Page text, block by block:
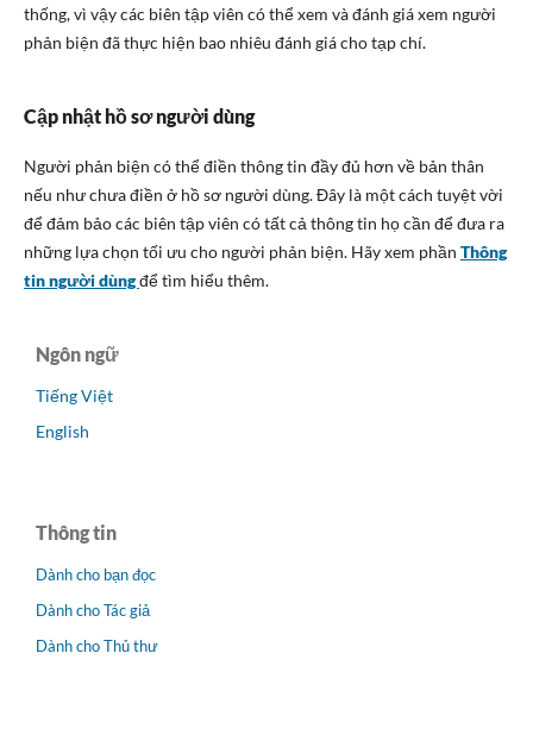
thống, vì vậy các biên tập viên có thể xem và đánh giá xem người
phản biện đã thực hiện bao nhiêu đánh giá cho tạp chí.
Cập nhật hồ sơ người dùng
Người phản biện có thể điền thông tin đầy đủ hơn về bản thân
nếu như chưa điền ở hồ sơ người dùng. Đây là một cách tuyệt vời
để đảm bảo các biên tập viên có tất cả thông tin họ cần để đưa ra
những lựa chọn tối ưu cho người phản biện. Hãy xem phần Thông
tin người dùngđể tìm hiểu thêm.
Ngôn ngữ
Tiếng Việt
English
Thông tin
Dành cho bạn đọc
Dành cho Tác giả
Dành cho Thủ thư